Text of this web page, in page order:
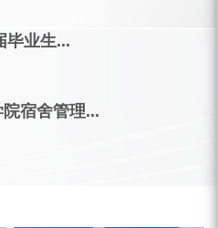
毕业生...
宿舍管理...